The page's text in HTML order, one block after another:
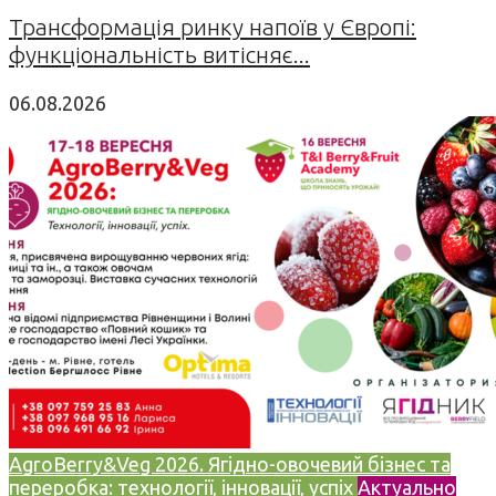
Трансформація ринку напоїв у Європі:
функціональність витісняє...
06.08.2026
AgroBerry&Veg 2026. Ягідно-овочевий бізнес та
переробка: технології, інновації, успіх Актуально